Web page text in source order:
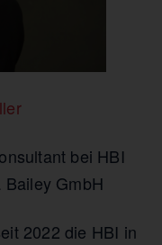
bei HBI
GmbH
2022 die HBI in